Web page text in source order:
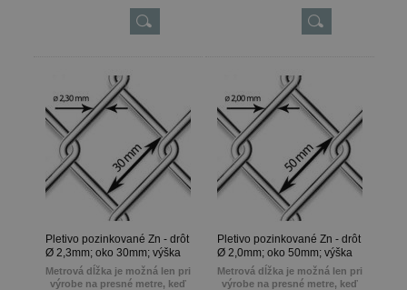
Pletivo pozinkované Zn - drôt
Ø 2,3mm; oko 30mm; výška
150cm
Metrová dĺžka je možná len pri
výrobe na presné metre, keď
Pletivo pozinkované Zn - drôt
Ø 2,0mm; oko 50mm; výška
150cm
Metrová dĺžka je možná len pri
výrobe na presné metre, keď